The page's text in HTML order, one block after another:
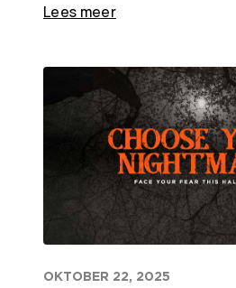
Lees meer
OKTOBER 22, 2025